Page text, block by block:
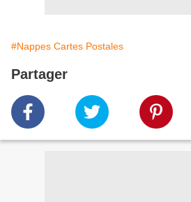
#Nappes Cartes Postales
Partager